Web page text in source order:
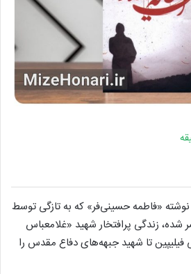
«فاطمه حسینی‌فر» که به تازگی توسط
شده، زندگی پرافتخار شهید «غلامعباس
تا شهید جبهه‌های دفاع مقدس را